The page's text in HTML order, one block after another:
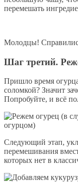
перемешать
Молодцы!
Шаг третий.
Пришло время
соломкой? Значит
Попробуйте, и всё
Следующий этап,
перемешивания
которых нет в